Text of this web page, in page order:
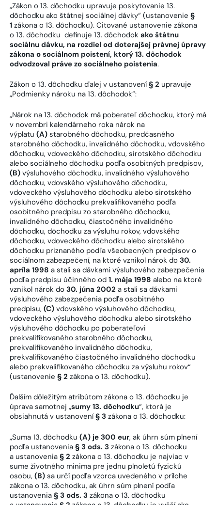
„Zákon o 13. dôchodku upravuje poskytovanie 13.
dôchodku ako štátnej sociálnej dávky“ (ustanovenie §
1 zákona o 13. dôchodku). Citované ustanovenie zákona
o 13. dôchodku definuje 13. dôchodok ako štátnu
sociálnu dávku, na rozdiel od doterajšej právnej úpravy
zákona o sociálnom poistení, ktorý 13. dôchodok
odvodzoval práve zo sociálneho poistenia.
Zákon o 13. dôchodku ďalej v ustanovení§ 2 upravuje
„Podmienky nároku na 13. dôchodok“:
„Nárok na 13. dôchodok má poberateľ dôchodku, ktorý má
v novembri kalendárneho roka nárok na
výplatu (A) starobného dôchodku, predčasného
starobného dôchodku, invalidného dôchodku, vdovského
dôchodku, vdoveckého dôchodku, sirotského dôchodku
alebo sociálneho dôchodku podľa osobitných predpisov,
(B) výsluhového dôchodku, invalidného výsluhového
dôchodku, vdovského výsluhového dôchodku,
vdoveckého výsluhového dôchodku alebo sirotského
výsluhového dôchodku prekvalifikovaného podľa
osobitného predpisu zo starobného dôchodku,
invalidného dôchodku, čiastočného invalidného
dôchodku, dôchodku za výsluhu rokov, vdovského
dôchodku, vdoveckého dôchodku alebo sirotského
dôchodku priznaného podľa všeobecných predpisov o
sociálnom zabezpečení, na ktoré vznikol nárok do 30.
apríla 1998 a stali sa dávkami výsluhového zabezpečenia
podľa predpisu účinného od 1. mája 1998 alebo na ktoré
vznikol nárok do 30. júna 2002 a stali sa dávkami
výsluhového zabezpečenia podľa osobitného
predpisu, (C) vdovského výsluhového dôchodku,
vdoveckého výsluhového dôchodku alebo sirotského
výsluhového dôchodku po poberateľovi
prekvalifikovaného starobného dôchodku,
prekvalifikovaného invalidného dôchodku,
prekvalifikovaného čiastočného invalidného dôchodku
alebo prekvalifikovaného dôchodku za výsluhu rokov“
(ustanovenie § 2 zákona o 13. dôchodku).
Ďalším dôležitým atribútom zákona o 13. dôchodku je
úprava samotnej „sumy 13. dôchodku“, ktorá je
obsiahnutá v ustanovení§ 3 zákona o 13. dôchodku:
„Suma 13. dôchodku (A) je 300 eur, ak úhrn súm plnení
podľa ustanovenia § 3 ods. 3 zákona o 13. dôchodku
a ustanovenia § 2 zákona o 13. dôchodku je najviac v
sume životného minima pre jednu plnoletú fyzickú
osobu, (B) sa určí podľa vzorca uvedeného v prílohe
zákona o 13. dôchodku, ak úhrn súm plnení podľa
ustanovenia § 3 ods. 3 zákona o 13. dôchodku